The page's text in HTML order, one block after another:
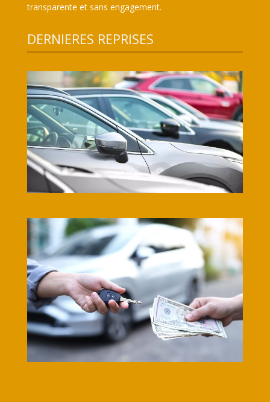
transparente et sans engagement.
DERNIERES REPRISES